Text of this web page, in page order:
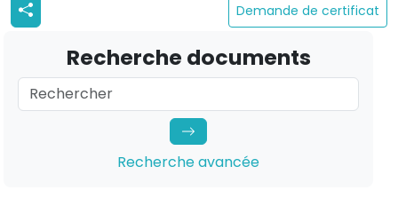
Demande de certificat
Recherche documents
Recherche avancée